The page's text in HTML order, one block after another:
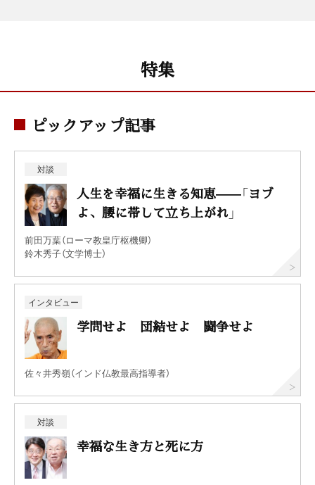
特集
ピックアップ記事
対談
人生を幸福に生きる知恵——「ヨブ
よ、腰に帯して立ち上がれ」
前田万葉（ローマ教皇庁枢機卿）
鈴木秀子（文学博士）
インタビュー
学問せよ 団結せよ 闘争せよ
佐々井秀嶺（インド仏教最高指導者）
対談
幸福な生き方と死に方